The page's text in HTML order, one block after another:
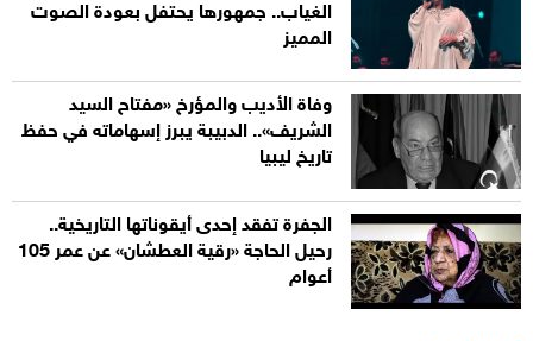
الغياب.. جمهورها يحتفل بعودة الصوت
المميز
وفاة الأديب والمؤرخ «مفتاح السيد
الشريف».. الدبيبة يبرز إسهاماته في حفظ
تاريخ ليبيا
الجفرة تفقد إحدى أيقوناتها التاريخية..
رحيل الحاجة «رقية العطشان» عن عمر 105
أعوام